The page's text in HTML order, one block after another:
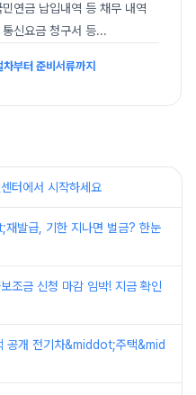
연금 납입내역 등 채무 내역
신요금 청구서 등...
부터 준비서류까지
터에서 시작하세요
발급, 기한 지나면 벌금? 한눈
조금 신청 마감 임박! 지금 확인
공개 전기차&middot;주택&mid